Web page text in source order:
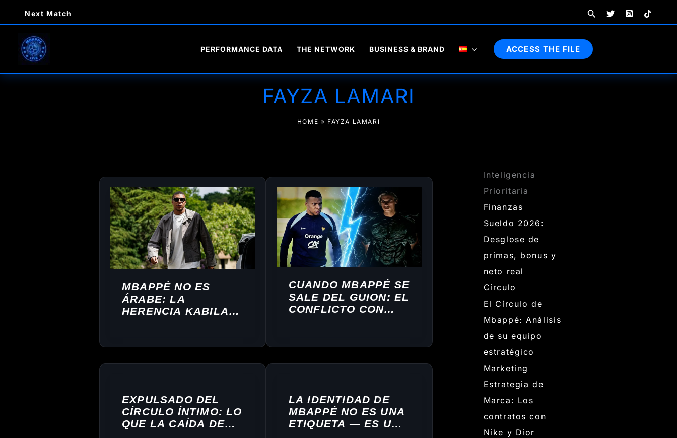
contenido
Next Match Buscar
PERFORMANCE DATA THE NETWORK BUSINESS & BRAND ACCESS THE FILE
FAYZA LAMARI
HOME » FAYZA LAMARI
MBAPPÉ NO ES
ÁRABE: LA
HERENCIA KABILA
OCULTADO
CUANDO MBAPPÉ SE
SALE DEL GUION: EL
CONFLICTO CON
KYLIAN
EXPULSADO DEL
CÍRCULO ÍNTIMO: LO
QUE LA CAÍDA DE
LA IDENTIDAD DE
MBAPPÉ NO ES UNA
ETIQUETA — ES UN
Inteligencia
Prioritaria
Finanzas
Sueldo 2026:
Desglose de
primas, bonus y
neto real
Círculo
El Círculo de
Mbappé: Análisis
de su equipo
estratégico
Marketing
Estrategia de
Marca: Los
contratos con
Nike y Dior